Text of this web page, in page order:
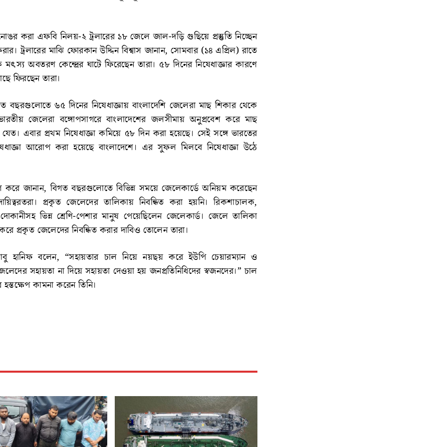
করা এফবি নিলয়-২ ট্রলারের ১৮ জেলে জাল-দড়ি গুছিয়ে প্রস্তুতি নিচ্ছেন
ট্রলারের মাঝি ফোরকান উদ্দিন বিশ্বাস জানান, সোমবার (১৪ এপ্রিল) রাতে
অবতরণ কেন্দ্রের ঘাটে ফিরেছেন তারা। ৫৮ দিনের নিষেধাজ্ঞার কারণে
ফিরছেন তারা।
বছরগুলোতে ৬৫ দিনের নিষেধাজ্ঞায় বাংলাদেশি জেলেরা মাছ শিকার থেকে
জেলেরা বঙ্গোপসাগরে বাংলাদেশের জলসীমায় অনুপ্রবেশ করে মাছ
এবার প্রথম নিষেধাজ্ঞা কমিয়ে ৫৮ দিন করা হয়েছে। সেই সঙ্গে ভারতের
আরোপ করা হয়েছে বাংলাদেশে। এর সুফল মিলবে নিষেধাজ্ঞা উঠে
জানান, বিগত বছরগুলোতে বিভিন্ন সময়ে জেলেকার্ডে অনিয়ম করেছেন
প্রকৃত জেলেদের তালিকায় নিবন্ধিত করা হয়নি। রিকশাচালক,
ভিন্ন শ্রেণি-পেশার মানুষ পেয়েছিলেন জেলেকার্ড। জেলে তালিকা
প্রকৃত জেলেদের নিবন্ধিত করার দাবিও তোলেন তারা।
হানিফ বলেন, ‍“সহায়তার চাল নিয়ে নয়ছয় করে ইউপি চেয়ারম্যান ও
সহায়তা না দিয়ে সহায়তা দেওয়া হয় জনপ্রতিনিধিদের স্বজনদের।” চাল
কামনা করেন তিনি।